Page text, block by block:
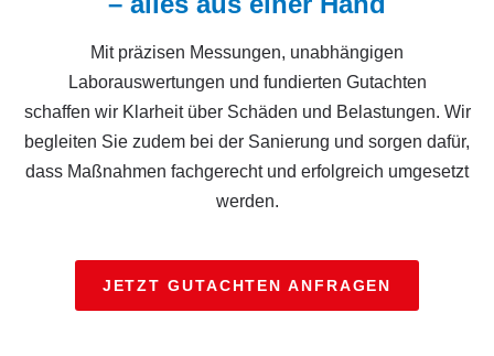
Mit präzisen Messungen, unabhängigen
Laborauswertungen und fundierten Gutachten
schaffen wir Klarheit über Schäden und Belastungen. Wir
begleiten Sie zudem bei der Sanierung und sorgen dafür,
dass Maßnahmen fachgerecht und erfolgreich umgesetzt
werden.
JETZT GUTACHTEN ANFRAGEN